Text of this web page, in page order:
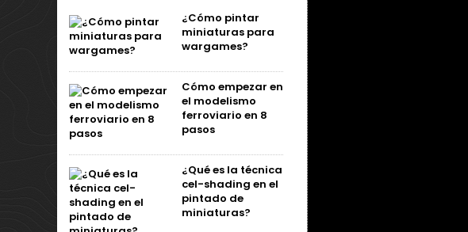
¿Cómo pintar
miniaturas para
wargames?
Cómo empezar en
el modelismo
ferroviario en 8
pasos
¿Qué es la técnica
cel-shading en el
pintado de
miniaturas?